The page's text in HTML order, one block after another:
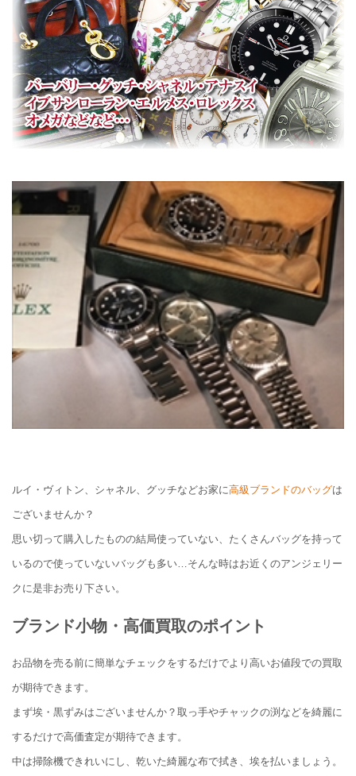
ルイ・ヴィトン、シャネル、グッチなどお家に高級ブランドのバッグは
ございませんか？
思い切って購入したものの結局使っていない、たくさんバッグを持って
いるので使っていないバッグも多い…そんな時はお近くのアンジェリー
クに是非お売り下さい。
ブランド小物・高価買取のポイント
お品物を売る前に簡単なチェックをするだけでより高いお値段での買取
が期待できます。
まず埃・黒ずみはございませんか？取っ手やチャックの渕などを綺麗に
するだけで高価査定が期待できます。
中は掃除機できれいにし、乾いた綺麗な布で拭き、埃を払いましょう。